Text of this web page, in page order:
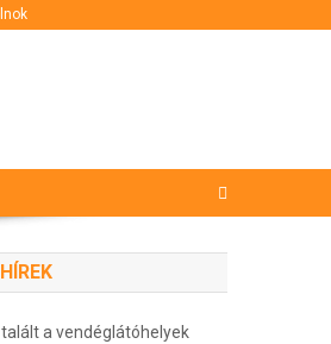
a vendéglátóhelyek